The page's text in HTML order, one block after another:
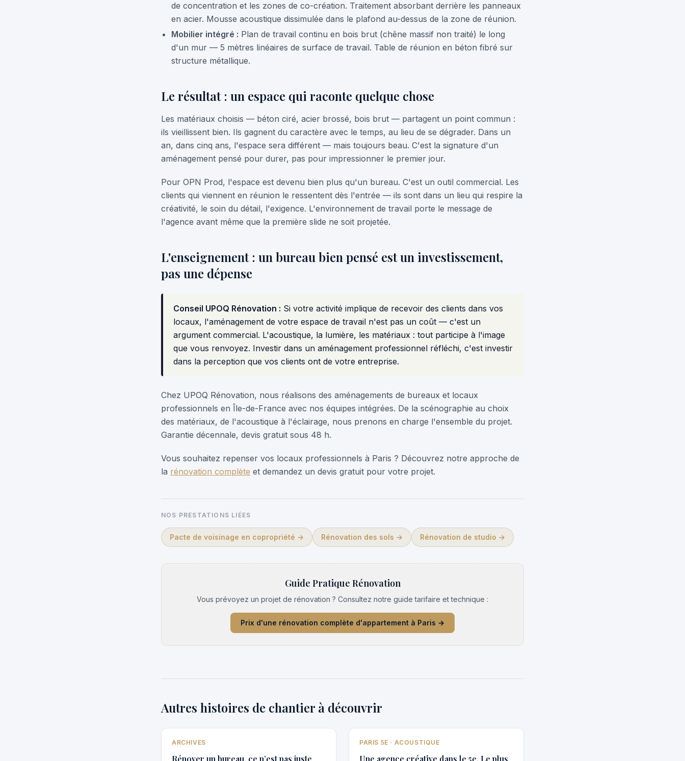
de concentration et les zones de co-création. Traitement absorbant derrière les panneaux
en acier. Mousse acoustique dissimulée dans le plafond au-dessus de la zone de réunion.
Mobilier intégré : Plan de travail continu en bois brut (chêne massif non traité) le long
d'un mur — 5 mètres linéaires de surface de travail. Table de réunion en béton fibré sur
structure métallique.
Le résultat : un espace qui raconte quelque chose
Les matériaux choisis — béton ciré, acier brossé, bois brut — partagent un point commun :
ils vieillissent bien. Ils gagnent du caractère avec le temps, au lieu de se dégrader. Dans un
an, dans cinq ans, l'espace sera différent — mais toujours beau. C'est la signature d'un
aménagement pensé pour durer, pas pour impressionner le premier jour.
Pour OPN Prod, l'espace est devenu bien plus qu'un bureau. C'est un outil commercial. Les
clients qui viennent en réunion le ressentent dès l'entrée — ils sont dans un lieu qui respire la
créativité, le soin du détail, l'exigence. L'environnement de travail porte le message de
l'agence avant même que la première slide ne soit projetée.
L'enseignement : un bureau bien pensé est un investissement,
pas une dépense
Conseil UPOQ Rénovation : Si votre activité implique de recevoir des clients dans vos
locaux, l'aménagement de votre espace de travail n'est pas un coût — c'est un
argument commercial. L'acoustique, la lumière, les matériaux : tout participe à l'image
que vous renvoyez. Investir dans un aménagement professionnel réfléchi, c'est investir
dans la perception que vos clients ont de votre entreprise.
Chez UPOQ Rénovation, nous réalisons des aménagements de bureaux et locaux
professionnels en Île-de-France avec nos équipes intégrées. De la scénographie au choix
des matériaux, de l'acoustique à l'éclairage, nous prenons en charge l'ensemble du projet.
Garantie décennale, devis gratuit sous 48 h.
Vous souhaitez repenser vos locaux professionnels à Paris ? Découvrez notre approche de
la rénovation complète et demandez un devis gratuit pour votre projet.
NOS PRESTATIONS LIÉES
Pacte de voisinage en copropriété → Rénovation des sols → Rénovation de studio →
Guide Pratique Rénovation
Vous prévoyez un projet de rénovation ? Consultez notre guide tarifaire et technique :
Prix d'une rénovation complète d'appartement à Paris →
Autres histoires de chantier à découvrir
ARCHIVES
Rénover un bureau, ce n’est pas juste
PARIS 5E · ACOUSTIQUE
Une agence créative dans le 5e. Le plus